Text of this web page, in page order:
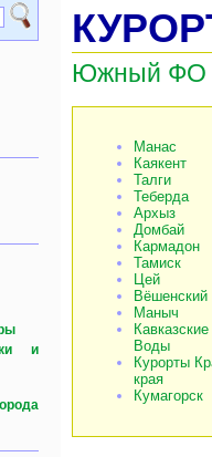
и
Южный ФО
Манас
Каякент
Талги
Теберда
Архыз
Домбай
Кармадон
Тамиск
Цей
Вёшенский
Маныч
Воды
Курорты
края
Кумагорск